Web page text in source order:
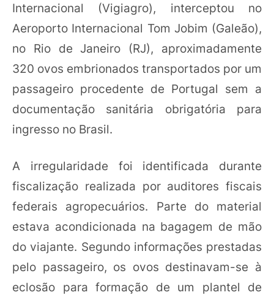
Internacional (Vigiagro), interceptou no
Aeroporto Internacional Tom Jobim (Galeão),
no Rio de Janeiro (RJ), aproximadamente
320 ovos embrionados transportados por um
passageiro procedente de Portugal sem a
documentação sanitária obrigatória para
ingresso no Brasil.
A irregularidade foi identificada durante
fiscalização realizada por auditores fiscais
federais agropecuários. Parte do material
estava acondicionada na bagagem de mão
do viajante. Segundo informações prestadas
pelo passageiro, os ovos destinavam-se à
eclosão para formação de um plantel de